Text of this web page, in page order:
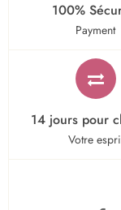
100%
Payment
14 jours pour
Votre